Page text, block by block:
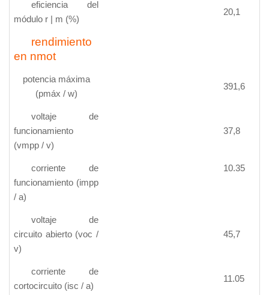
eficiencia del
módulo r | m (%)
20,1
rendimiento
en nmot
potencia máxima
(pmáx / w)
391,6
voltaje de
funcionamiento
(vmpp / v)
37,8
corriente de
funcionamiento (impp
/ a)
10.35
voltaje de
circuito abierto (voc /
v)
45,7
corriente de
cortocircuito (isc / a)
11.05